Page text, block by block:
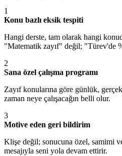
1
Konu bazlı eksik tespiti
Hangi derste, tam olarak hangi
"Matematik zayıf" değil; "Türev'de
2
Sana özel çalışma programı
Zayıf konularına göre günlük,
zaman neye çalışacağın belli olur.
3
Motive eden geri bildirim
Klişe değil; sonucuna özel, samimi
mesajıyla seni yola devam ettirir.